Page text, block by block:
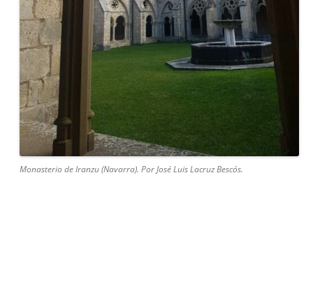
Monasterio de Iranzu (Navarra). Por José Luis Lacruz Bescós.